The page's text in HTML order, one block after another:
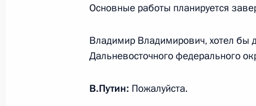
ситуации в Краснодарском крае
27 октября 2018 года, 11:40
Основные работы планируется
Владимир Владимирович, хотел бы
Дальневосточного федерального
В.Путин: Пожалуйста.